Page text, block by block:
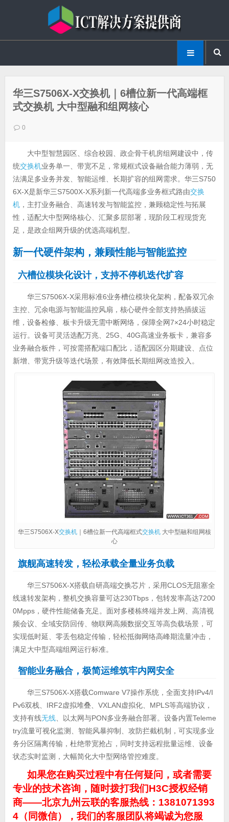
华三S7506X-X交换机｜6槽位新一代高端框
式交换机 大中型融和组网核心
0
大中型智慧园区、综合校园、政企骨干机房组网建设中，传
统交换机业务单一、带宽不足，常规框式设备融合能力薄弱，无
法满足多业务并发、智能运维、长期扩容的组网需求。华三S750
6X-X是新华三S7500X-X系列新一代高端多业务框式路由交换
机，主打业务融合、高速转发与智能监控，兼顾稳定性与拓展
性，适配大中型网络核心、汇聚多层部署，现阶段工程现货充
足，是政企组网升级的优选高端机型。
新一代硬件架构，兼顾性能与智能监控
六槽位模块化设计，支持不停机迭代扩容
华三S7506X-X采用标准6业务槽位模块化架构，配备双冗余
主控、冗余电源与智能温控风扇，核心硬件全部支持热插拔运
维，设备检修、板卡升级无需中断网络，保障全网7×24小时稳定
运行。设备可灵活选配万兆、25G、40G高速业务板卡，兼容多
业务融合板件，可按需搭配端口配比，适配园区分期建设、点位
新增、带宽升级等迭代场景，有效降低长期组网改造投入。
华三S7506X-X交换机｜6槽位新一代高端框式交换机大中型融和组网核
心
旗舰高速转发，轻松承载全量业务负载
华三S7506X-X搭载自研高端交换芯片，采用CLOS无阻塞全
线速转发架构，整机交换容量可达230Tbps，包转发率高达7200
0Mpps，硬件性能储备充足。面对多楼栋终端并发上网、高清视
频会议、全域安防回传、物联网高频数据交互等高负载场景，可
实现低时延、零丢包稳定传输，轻松抵御网络高峰期流量冲击，
满足大中型高端组网运行标准。
智能业务融合，极简运维筑牢内网安全
华三S7506X-X搭载Comware V7操作系统，全面支持IPv4/I
Pv6双栈、IRF2虚拟堆叠、VXLAN虚拟化、MPLS等高端协议，
支持有线无线、以太网与PON多业务融合部署。设备内置Teleme
try流量可视化监测、智能风暴抑制、攻防拦截机制，可实现多业
务分区隔离传输，杜绝带宽抢占，同时支持远程批量运维、设备
状态实时监测，大幅简化大中型网络管控难度。
如果您在购买过程中有任何疑问，或者需要
专业的技术咨询，随时拨打我们H3C授权经销
商——北京九州云联的客服热线：1381071393
4（同微信），我们的客服团队将竭诚为您服